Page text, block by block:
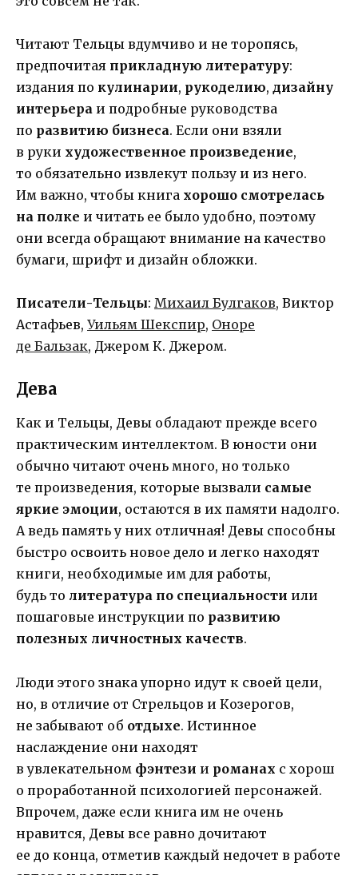
Читают Тельцы вдумчиво и не торопясь,
предпочитая прикладную литературу:
издания по кулинарии, рукоделию, дизайну
интерьера и подробные руководства
по развитию бизнеса. Если они взяли
в руки художественное произведение,
то обязательно извлекут пользу и из него.
Им важно, чтобы книга хорошо смотрелась
на полке и читать ее было удобно, поэтому
они всегда обращают внимание на качество
бумаги, шрифт и дизайн обложки.
Писатели-Тельцы: Михаил Булгаков, Виктор
Астафьев, Уильям Шекспир, Оноре
де Бальзак, Джером К. Джером.
Дева
Как и Тельцы, Девы обладают прежде всего
практическим интеллектом. В юности они
обычно читают очень много, но только
те произведения, которые вызвали самые
яркие эмоции, остаются в их памяти надолго.
А ведь память у них отличная! Девы способны
быстро освоить новое дело и легко находят
книги, необходимые им для работы,
будь то литература по специальности или
пошаговые инструкции по развитию
полезных личностных качеств.
Люди этого знака упорно идут к своей цели,
но, в отличие от Стрельцов и Козерогов,
не забывают об отдыхе. Истинное
наслаждение они находят
в увлекательном фэнтези и романах с хорош
о проработанной психологией персонажей.
Впрочем, даже если книга им не очень
нравится, Девы все равно дочитают
ее до конца, отметив каждый недочет в работе